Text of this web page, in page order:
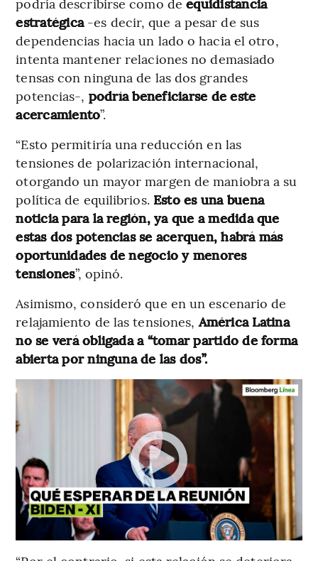
estratégica-es decir, que a pesar de sus
dependencias hacia un lado o hacia el otro,
intenta mantener relaciones no demasiado
tensas con ninguna de las dos grandes
potencias-, podría beneficiarse de este
acercamiento”.
“Esto permitiría una reducción en las
tensiones de polarización internacional,
otorgando un mayor margen de maniobra a su
política de equilibrios. Esto es una buena
noticia para la región, ya que a medida que
estas dos potencias se acerquen, habrá más
oportunidades de negocio y menores
tensiones”, opinó.
Asimismo, consideró que en un escenario de
relajamiento de las tensiones,América Latina
no se verá obligada a “tomar partido de forma
abierta por ninguna de las dos”.